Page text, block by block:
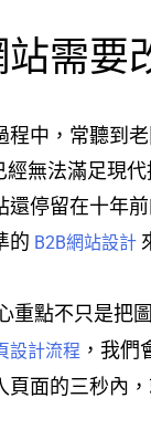
需要
中，常聽到
經無法滿足現
停留在十年
的 B2B網站設計
重點不只是把
設計流程 ，我
面的三秒內